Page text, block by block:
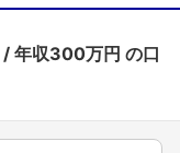
年収300万円 の口